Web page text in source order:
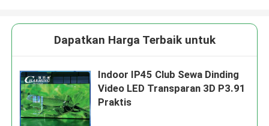
Dapatkan Harga Terbaik untuk
Indoor IP45 Club Sewa Dinding
Video LED Transparan 3D P3.91
Praktis